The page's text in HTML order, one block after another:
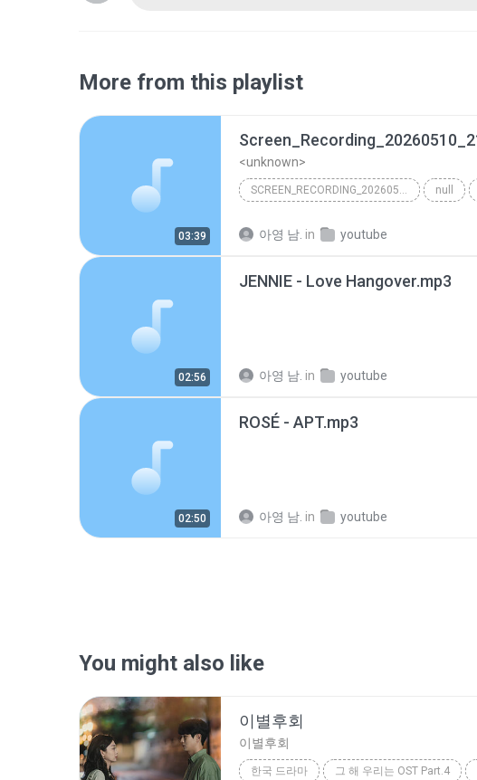
More from this playlist
03:39
<unknown>
SCREEN_RECORDING_20260510_214340_CHROME null
아영 남. in youtube
02:56
JENNIE - Love Hangover.mp3
아영 남. in youtube
02:50
ROSÉ - APT.mp3
아영 남. in youtube
You might also like
이별후회
이별후회
한국 드라마 그 해 우리는 OST Part.4